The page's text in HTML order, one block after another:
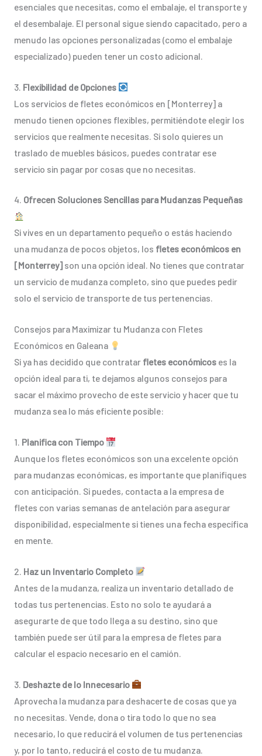
esenciales que necesitas, como el embalaje, el transporte y
el desembalaje. El personal sigue siendo capacitado, pero a
menudo las opciones personalizadas (como el embalaje
especializado) pueden tener un costo adicional.
3. Flexibilidad de Opciones
Los servicios de fletes económicos en [Monterrey] a
menudo tienen opciones flexibles, permitiéndote elegir los
servicios que realmente necesitas. Si solo quieres un
traslado de muebles básicos, puedes contratar ese
servicio sin pagar por cosas que no necesitas.
4. Ofrecen Soluciones Sencillas para Mudanzas Pequeñas
Si vives en un departamento pequeño o estás haciendo
una mudanza de pocos objetos, los fletes económicos en
[Monterrey]son una opción ideal. No tienes que contratar
un servicio de mudanza completo, sino que puedes pedir
solo el servicio de transporte de tus pertenencias.
Consejos para Maximizar tu Mudanza con Fletes
Económicos en Galeana
Si ya has decidido que contratar fletes económicoses la
opción ideal para ti, te dejamos algunos consejos para
sacar el máximo provecho de este servicio y hacer que tu
mudanza sea lo más eficiente posible:
1. Planifica con Tiempo
Aunque los fletes económicos son una excelente opción
para mudanzas económicas, es importante que planifiques
con anticipación. Si puedes, contacta a la empresa de
fletes con varias semanas de antelación para asegurar
disponibilidad, especialmente si tienes una fecha específica
en mente.
2. Haz un Inventario Completo
Antes de la mudanza, realiza un inventario detallado de
todas tus pertenencias. Esto no solo te ayudará a
asegurarte de que todo llega a su destino, sino que
también puede ser útil para la empresa de fletes para
calcular el espacio necesario en el camión.
3. Deshazte de lo Innecesario
Aprovecha la mudanza para deshacerte de cosas que ya
no necesitas. Vende, dona o tira todo lo que no sea
necesario, lo que reducirá el volumen de tus pertenencias
y, por lo tanto, reducirá el costo de tu mudanza.